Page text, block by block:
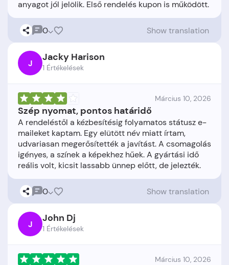
0 Show translation
J Jacky Harison
1 Értékelések
Március 10, 2026
Szép nyomat, pontos határidő
A rendeléstől a kézbesítésig folyamatos státusz e-
maileket kaptam. Egy elütött név miatt írtam,
udvariasan megerősítették a javítást. A csomagolás
igényes, a színek a képekhez hűek. A gyártási idő
0 Show translation
J John Dj
1 Értékelések
Március 10, 2026